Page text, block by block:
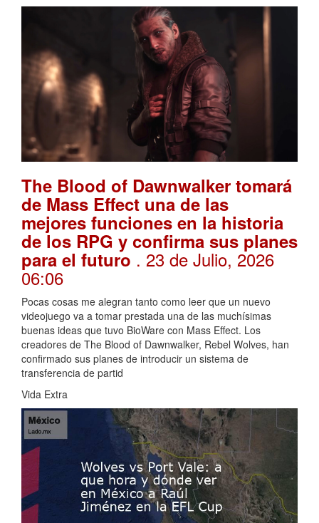
The Blood of Dawnwalker tomará
de Mass Effect una de las
mejores funciones en la historia
de los RPG y confirma sus planes
para el futuro . 23 de Julio, 2026
06:06
Pocas cosas me alegran tanto como leer que un nuevo
videojuego va a tomar prestada una de las muchísimas
buenas ideas que tuvo BioWare con Mass Effect. Los
creadores de The Blood of Dawnwalker, Rebel Wolves, han
confirmado sus planes de introducir un sistema de
transferencia de partid
Vida Extra